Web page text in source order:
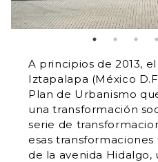
A principios de 2013,
Iztapalapa (México
Plan de Urbanismo
una transformación
serie de
esas
de la avenida Hidalgo,